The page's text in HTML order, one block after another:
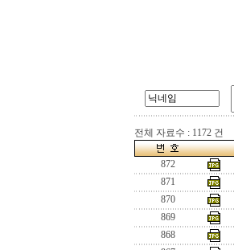
전체 자료수 : 1172 건
872
871
870
869
868